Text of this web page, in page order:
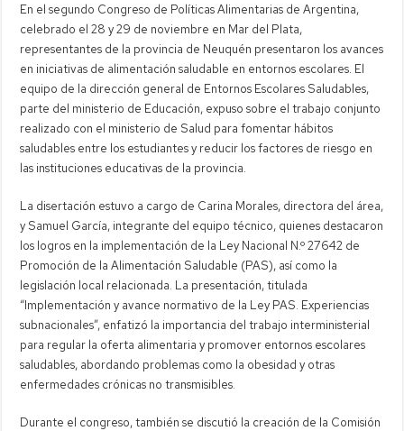
En el segundo Congreso de Políticas Alimentarias de Argentina,
celebrado el 28 y 29 de noviembre en Mar del Plata,
representantes de la provincia de Neuquén presentaron los avances
en iniciativas de alimentación saludable en entornos escolares. El
equipo de la dirección general de Entornos Escolares Saludables,
parte del ministerio de Educación, expuso sobre el trabajo conjunto
realizado con el ministerio de Salud para fomentar hábitos
saludables entre los estudiantes y reducir los factores de riesgo en
las instituciones educativas de la provincia.
La disertación estuvo a cargo de Carina Morales, directora del área,
y Samuel García, integrante del equipo técnico, quienes destacaron
los logros en la implementación de la Ley Nacional N.º 27642 de
Promoción de la Alimentación Saludable (PAS), así como la
legislación local relacionada. La presentación, titulada
“Implementación y avance normativo de la Ley PAS. Experiencias
subnacionales”, enfatizó la importancia del trabajo interministerial
para regular la oferta alimentaria y promover entornos escolares
saludables, abordando problemas como la obesidad y otras
enfermedades crónicas no transmisibles.
Durante el congreso, también se discutió la creación de la Comisión